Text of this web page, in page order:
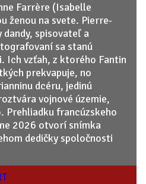
Farrère (Isabelle
ženou na svete. Pierre-
spisovateľ a
sa stanú
Ich vzťah, z ktorého Fantin
prekvapuje, no
dcéru, jedinú
vojnové územie,
Prehliadku francúzskeho
2026 otvorí snímka
dedičky spoločnosti